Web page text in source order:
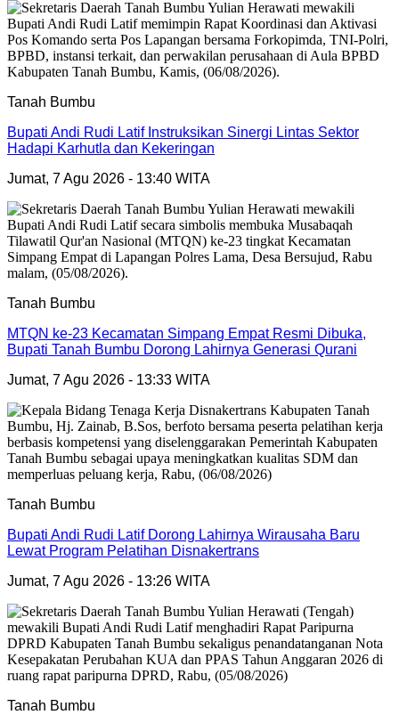
Tanah Bumbu
Bupati Andi Rudi Latif Instruksikan Sinergi Lintas Sektor
Hadapi Karhutla dan Kekeringan
Jumat, 7 Agu 2026 - 13:40 WITA
Tanah Bumbu
MTQN ke-23 Kecamatan Simpang Empat Resmi Dibuka,
Bupati Tanah Bumbu Dorong Lahirnya Generasi Qurani
Jumat, 7 Agu 2026 - 13:33 WITA
Tanah Bumbu
Bupati Andi Rudi Latif Dorong Lahirnya Wirausaha Baru
Lewat Program Pelatihan Disnakertrans
Jumat, 7 Agu 2026 - 13:26 WITA
Tanah Bumbu